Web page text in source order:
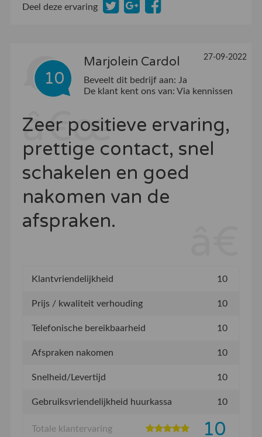
Deel deze ervaring
10
Marjolein Cardol 27-09-2022
Beveelt dit bedrijf aan: Ja
De klant kent ons van: Via kennissen
Zeer positieve ervaring,
prettige contact, snel
schakelen en goed
nakomen van de
afspraken.
Klantvriendelijkheid 10
Prijs / kwaliteit verhouding 10
Telefonische bereikbaarheid 10
Afspraken nakomen 10
Snelheid/Levertijd 10
Gebruiksvriendelijkheid huurkassa 10
Totale klantervaring 10